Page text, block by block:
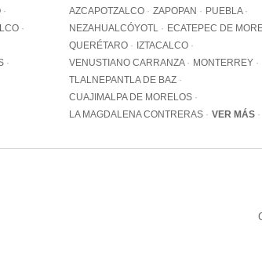
AZCAPOTZALCO
ZAPOPAN
PUEBLA
NEZAHUALCÓYOTL
ECATEPEC DE
QUERÉTARO
IZTACALCO
VENUSTIANO CARRANZA
MONTERREY
TLALNEPANTLA DE BAZ
CUAJIMALPA DE MORELOS
LA MAGDALENA CONTRERAS
VER MÁS